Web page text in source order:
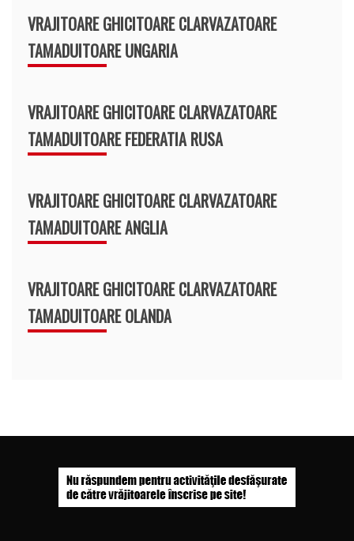
VRAJITOARE GHICITOARE CLARVAZATOARE
TAMADUITOARE UNGARIA
VRAJITOARE GHICITOARE CLARVAZATOARE
TAMADUITOARE FEDERATIA RUSA
VRAJITOARE GHICITOARE CLARVAZATOARE
TAMADUITOARE ANGLIA
VRAJITOARE GHICITOARE CLARVAZATOARE
TAMADUITOARE OLANDA